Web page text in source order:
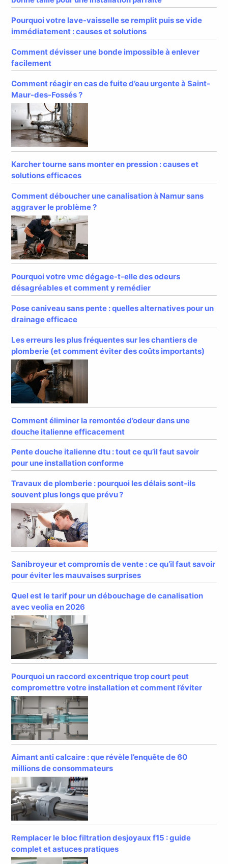
Pourquoi votre lave-vaisselle se remplit puis se vide
immédiatement : causes et solutions
Comment dévisser une bonde impossible à enlever
facilement
Comment réagir en cas de fuite d’eau urgente à Saint-
Maur-des-Fossés ?
Karcher tourne sans monter en pression : causes et
solutions efficaces
Comment déboucher une canalisation à Namur sans
aggraver le problème ?
Pourquoi votre vmc dégage-t-elle des odeurs
désagréables et comment y remédier
Pose caniveau sans pente : quelles alternatives pour un
drainage efficace
Les erreurs les plus fréquentes sur les chantiers de
plomberie (et comment éviter des coûts importants)
Comment éliminer la remontée d’odeur dans une
douche italienne efficacement
Pente douche italienne dtu : tout ce qu’il faut savoir
pour une installation conforme
Travaux de plomberie : pourquoi les délais sont-ils
souvent plus longs que prévu ?
Sanibroyeur et compromis de vente : ce qu’il faut savoir
pour éviter les mauvaises surprises
Quel est le tarif pour un débouchage de canalisation
avec veolia en 2026
Pourquoi un raccord excentrique trop court peut
compromettre votre installation et comment l’éviter
Aimant anti calcaire : que révèle l’enquête de 60
millions de consommateurs
Remplacer le bloc filtration desjoyaux f15 : guide
complet et astuces pratiques